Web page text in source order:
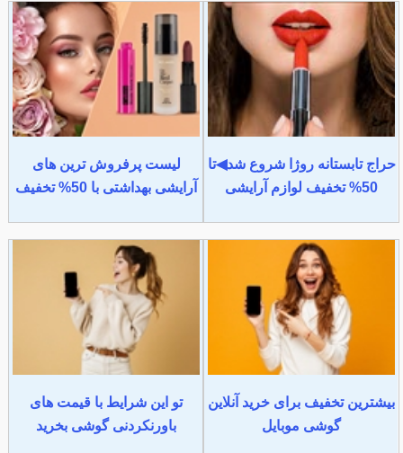
حراج تابستانه روژا شروع شد◀تا
50% تخفیف لوازم آرایشی
لیست پرفروش ترین های
آرایشی بهداشتی با 50% تخفیف
بیشترین تخفیف برای خرید آنلاین
گوشی موبایل
تو این شرایط با قیمت های
باورنکردنی گوشی بخرید